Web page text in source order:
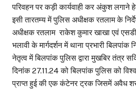
परिवहन पर कड़ी कार्यवाही कर अंकुश लगाने
इसी तारतम्य में पुलिस अधीक्षक रतलाम के
अधीक्षक रतलाम राकेश कुमार खाखा एवं
भलावी के मार्गदर्शन में थाना प्रभारी बिलपांक
नेतृत्व में बिलपांक पुलिस द्वारा मुखबिर तंत्र
दिनांक 27.11.24 को बिलपांक पुलिस को
प्राप्त हुई की एक कंटेनर ट्रक जिसमें अवैध